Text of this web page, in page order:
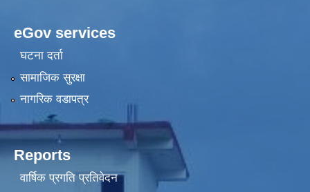
eGov services
घटना दर्ता
सामाजिक सुरक्षा
नागरिक वडापत्र
Reports
वार्षिक प्रगति प्रतिवेदन